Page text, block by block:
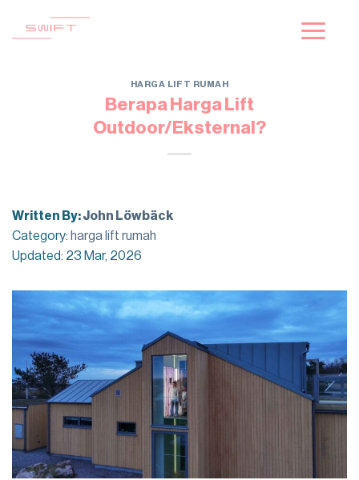
HARGA LIFT RUMAH
Berapa Harga Lift
Outdoor/Eksternal?
Written By:John Löwbäck
Category: harga lift rumah
Updated: 23 Mar, 2026